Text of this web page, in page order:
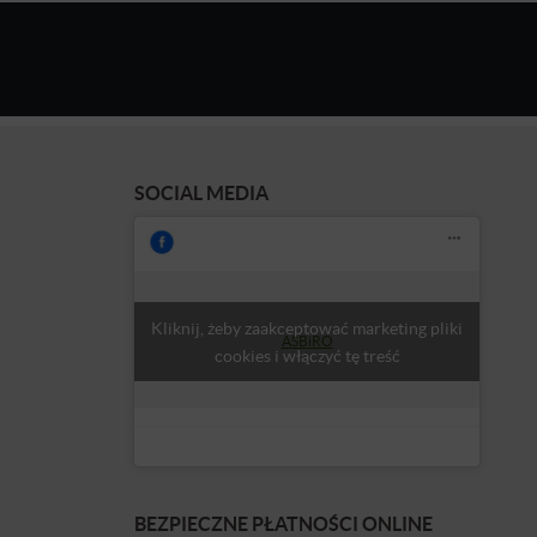
SOCIAL MEDIA
ASBiRO
Kliknij, żeby zaakceptować marketing pliki
cookies i włączyć tę treść
BEZPIECZNE PŁATNOŚCI ONLINE